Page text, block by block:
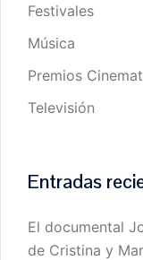
Festivales
Música
Premios
Televisión
Entradas
El documental
de Cristina y